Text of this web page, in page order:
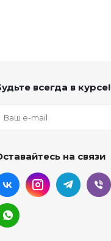
всегда в курсе!
на связи